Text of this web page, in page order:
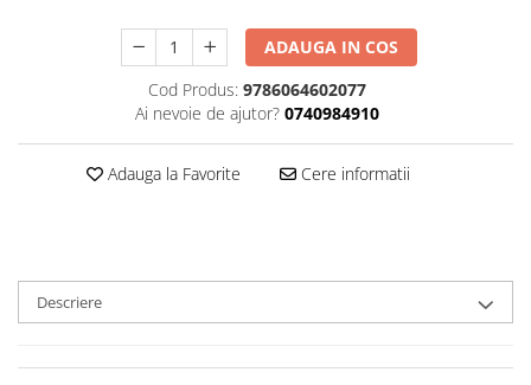
Sociologie si filozofie
ADAUGA IN COS
Cod Produs: 9786064602077
Ai nevoie de ajutor? 0740984910
Adauga la Favorite Cere informatii
Descriere